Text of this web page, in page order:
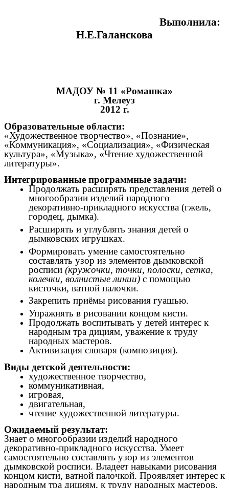
Выполнила:
Н.Е.Галанскова
МАДОУ № 11 «Ромашка»
г. Мелеуз
2012 г.
Образовательные области:
«Художественное творчество», «Познание»,
«Коммуникация», «Социализация», «Физическая
культура», «Музыка», «Чтение художественной
литературы».
Интегрированные программные задачи:
Продолжать расширять представления детей о
многообразии изделий народного
декоративно-прикладного искусства (гжель,
городец, дымка).
Расширять и углублять знания детей о
дымковских игрушках.
Формировать умение самостоятельно
составлять узор из элементов дымковской
росписи (кружочки, точки, полоски, сетка,
колечки, волнистые линии) с помощью
кисточки, ватной палочки.
Закрепить приёмы рисования гуашью.
Упражнять в рисовании концом кисти.
Продолжать воспитывать у детей интерес к
народным тра дициям, уважение к труду
народных мастеров.
Активизация словаря (композиция).
Виды детской деятельности:
художественное творчество,
коммуникативная,
игровая,
двигательная,
чтение художественной литературы.
Ожидаемый результат:
Знает о многообразии изделий народного
декоративно-прикладного искусства. Умеет
самостоятельно составлять узор из элементов
дымковской росписи. Владеет навыками рисования
концом кисти, ватной палочкой. Проявляет интерес к
народным тра дициям, к труду народных мастеров.